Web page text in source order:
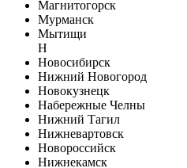
Магнитогорск
Мурманск
Мытищи
Н
Новосибирск
Нижний Новогород
Новокузнецк
Набережные Челны
Нижний Тагил
Нижневартовск
Новороссийск
Нижнекамск